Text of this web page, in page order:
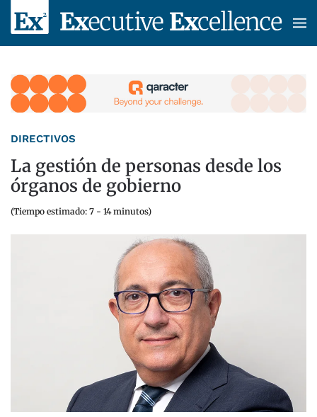
Skip to main content
DIRECTIVOS
La gestión de personas desde los
órganos de gobierno
(Tiempo estimado: 7 - 14 minutos)